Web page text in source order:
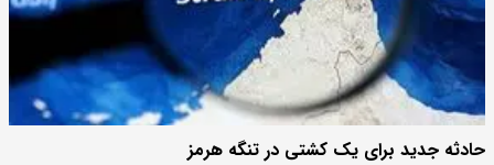
حادثه جدید برای یک کشتی در تنگه هرمز